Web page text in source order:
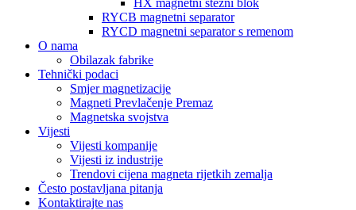
HX magnetni stezni blok
RYCB magnetni separator
RYCD magnetni separator s remenom
O nama
Obilazak fabrike
Tehnički podaci
Smjer magnetizacije
Magneti Prevlačenje Premaz
Magnetska svojstva
Vijesti
Vijesti kompanije
Vijesti iz industrije
Trendovi cijena magneta rijetkih zemalja
Često postavljana pitanja
Kontaktirajte nas